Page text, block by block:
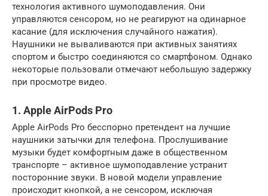
технология активного шумоподавления. Они
управляются сенсором, но не реагируют на одинарное
касание (для исключения случайного нажатия).
Наушники не вываливаются при активных занятиях
спортом и быстро соединяются со смартфоном. Однако
некоторые пользовали отмечают небольшую задержку
при просмотре видео.
1. Apple AirPods Pro
Apple AirPods Pro бесспорно претендент на лучшие
наушники затычки для телефона. Прослушивание
музыки будет комфортным даже в общественном
транспорте – активное шумоподавление устранит
посторонние звуки. В новой модели управление
происходит кнопкой, а не сенсором, исключая